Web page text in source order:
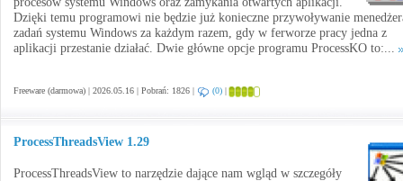
Dzięki temu programowi nie będzie już konieczne przywoływanie
zadań systemu Windows za każdym razem, gdy w ferworze pracy jedna z
aplikacji przestanie działać. Dwie główne opcje programu ProcessKO to:...
Freeware (darmowa) | 2026.05.16 | Pobrań: 1826 | (0) |
ProcessThreadsView 1.29
ProcessThreadsView to narzędzie dające nam wgląd w szczegóły